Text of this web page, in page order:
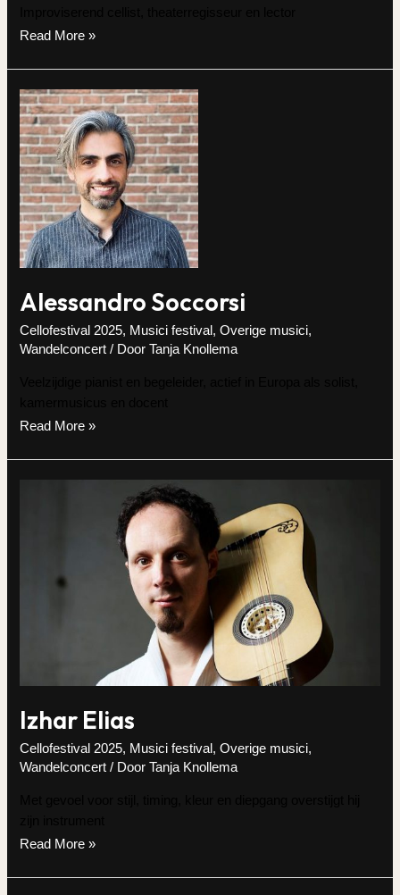
Bart
Read More »
Alessandro Soccorsi
Cellofestival 2025, Musici festival,Overige musici,
Wandelconcert / DoorTanja Knollema
Alessandro
Read More »
Izhar Elias
Cellofestival 2025, Musici festival ,Overige musici,
Wandelconcert / DoorTanja Knollema
Izhar
Read More »